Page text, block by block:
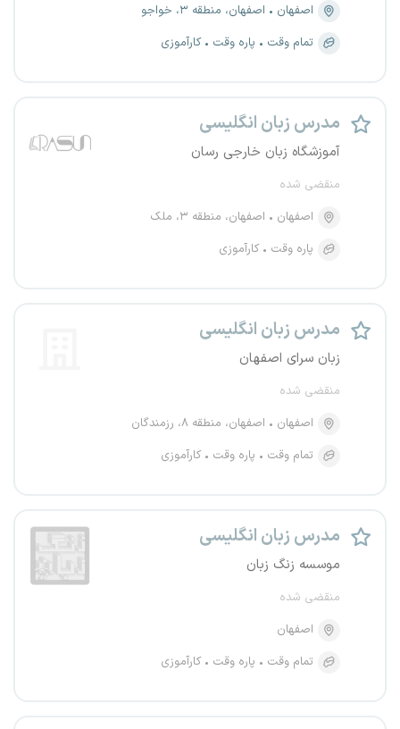
اصفهان
اصفهان، منطقه ۳، خواجو
تمام وقت
پاره وقت کارآموزی
مدرس زبان انگلیسی
آموزشگاه زبان خارجی رسان
منقضی شده
اصفهان
اصفهان، منطقه ۳، ملک
پاره وقت
کارآموزی
مدرس زبان انگلیسی
زبان سرای اصفهان
منقضی شده
اصفهان
اصفهان، منطقه ۸، رزمندگان
تمام وقت
پاره وقت کارآموزی
مدرس زبان انگلیسی
موسسه زنگ زبان
منقضی شده
اصفهان
تمام وقت
پاره وقت کارآموزی